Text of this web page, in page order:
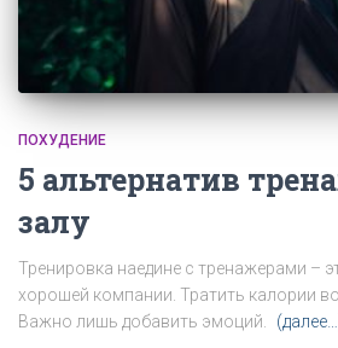
ПОХУДЕНИЕ
5 альтернатив
залу
Тренировка наедине с тренажерами –
хорошей компании. Тратить калории
Важно лишь добавить эмоций.